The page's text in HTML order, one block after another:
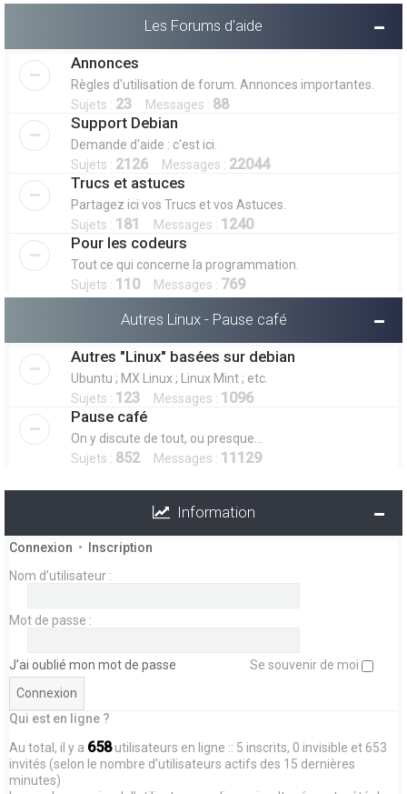
Les Forums d'aide
Annonces
Règles d'utilisation de forum. Annonces importantes.
Sujets : 23 Messages : 88
Support Debian
Demande d'aide : c'est ici.
Sujets : 2126Messages : 22044
Trucs et astuces
Partagez ici vos Trucs et vos Astuces.
Sujets : 181 Messages : 1240
Pour les codeurs
Tout ce qui concerne la programmation.
Sujets : 110Messages : 769
Autres Linux - Pause café
Autres "Linux" basées sur debian
Ubuntu ; MX Linux ; Linux Mint ; etc.
Sujets : 123 Messages : 1096
Pause café
On y discute de tout, ou presque...
Sujets : 852Messages : 11129
Information
Connexion •
Inscription
Nom d’utilisateur :
Mot de passe :
J’ai oublié mon mot de passe Se souvenir de moi
Qui est en ligne ?
Au total, il y a 658utilisateurs en ligne :: 5 inscrits, 0 invisible et 653
invités (selon le nombre d’utilisateurs actifs des 15 dernières
minutes)